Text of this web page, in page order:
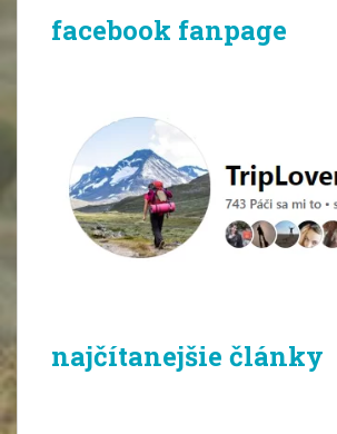
facebook fanpage
najčítanejšie články